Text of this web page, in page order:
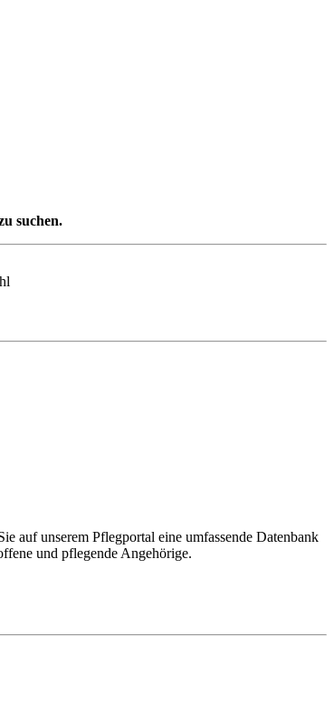
suchen.
auf unserem Pflegportal eine umfassende Datenbank
und pflegende Angehörige.